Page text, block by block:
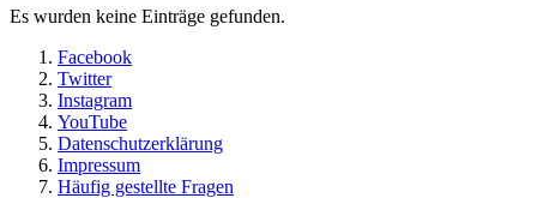
Es wurden keine Einträge gefunden.
Facebook
Twitter
Instagram
YouTube
Datenschutzerklärung
Impressum
Häufig gestellte Fragen